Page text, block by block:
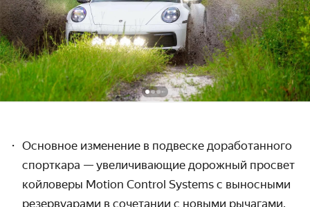
Основное изменение в подвеске доработанного
спорткара — увеличивающие дорожный просвет
койловеры Motion Control Systems с выносными
резервуарами в сочетании с новыми рычагами.